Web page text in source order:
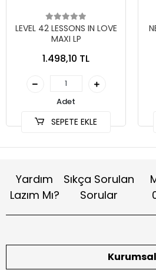
LEVEL 42 LESSONS IN LOVE
MAXI LP
1.498,10 TL
Adet
SEPETE EKLE
Yardım
Lazım Mı?
Sıkça Sorulan
Sorular
Kurumsal